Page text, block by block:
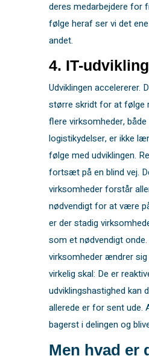
deres medarbejdere for
følge heraf ser vi det
andet.
4. IT-udvikling
Udviklingen accelererer.
større skridt for at følge
flere virksomheder,
logistikydelser, er ikke
følge med udviklingen.
fortsæt på en blind vej.
virksomheder forstår
nødvendigt for at være
er der stadig
som et nødvendigt
virksomheder ændrer sig
virkelig skal: De er
udviklingshastighed kan
allerede er for sent ude.
bagerst i delingen og
Men hvad er